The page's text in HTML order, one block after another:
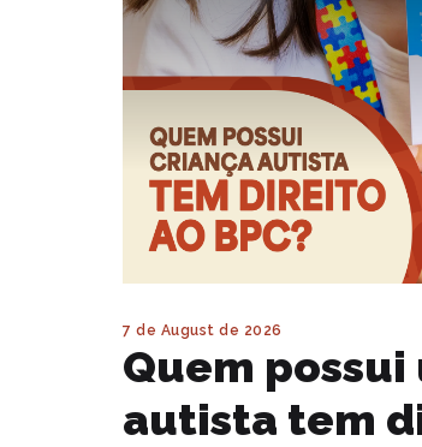
7 de August de 2026
Quem
autista tem